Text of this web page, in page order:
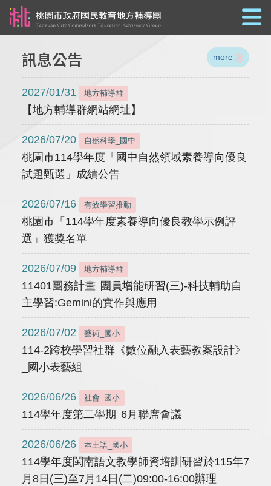
訊息公告 more
2027/01/31 地方輔導群
【地方輔導群網站網址】
2026/07/20 自然科學_國中
桃園市114學年度「國中自然領域素養導向優良
試題甄選」成績公告
2026/07/16 有效學習推動
桃園市「114學年度素養導向優良教學示例評
選」獲獎名單
2026/07/09 地方輔導群
11401團務計畫 團員增能研習(三)-科技輔助自
主學習:Gemini的實作與應用
2026/07/02 藝術_國小
114-2跨校學習社群《數位融入表藝教案設計》
_國小表藝組
2026/06/26 社會_國小
114學年度第二學期 6月聯席會議
2026/06/26 本土語_國小
114學年度閩南語文教學師資培訓研習於115年7
月8日(三)至7月14日(二)09:00-16:00辦理